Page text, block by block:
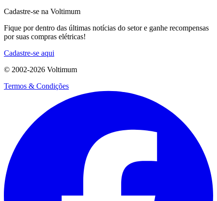
Cadastre-se na Voltimum
Fique por dentro das últimas notícias do setor e ganhe recompensas
por suas compras elétricas!
Cadastre-se aqui
© 2002-2026 Voltimum
Termos & Condições